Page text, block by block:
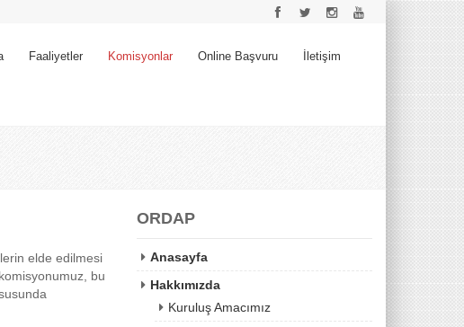
Faaliyetler Komisyonlar Online Başvuru İletişim
elde edilmesi
bu
ORDAP
Anasayfa
Hakkımızda
Kuruluş Amacımız